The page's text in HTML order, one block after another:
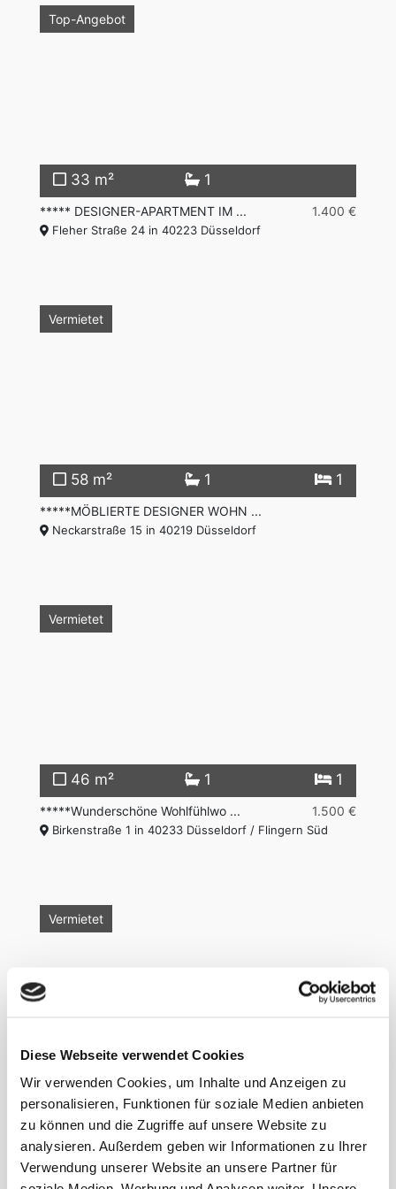
Diese Webseite verwendet Cookies
Wir verwenden Cookies, um Inhalte und Anzeigen zu
personalisieren, Funktionen für soziale Medien anbieten
zu können und die Zugriffe auf unsere Website zu
analysieren. Außerdem geben wir Informationen zu Ihrer
Verwendung unserer Website an unsere Partner für
Top-Angebot
33 m² 1
***** DESIGNER-APARTMENT IM ... 1.400 €
Fleher Straße 24 in 40223 Düsseldorf
Vermietet
58 m² 1 1
*****MÖBLIERTE DESIGNER WOHN ...
Neckarstraße 15 in 40219 Düsseldorf
Vermietet
46 m² 1 1
*****Wunderschöne Wohlfühlwo ... 1.500 €
Birkenstraße 1 in 40233 Düsseldorf / Flingern Süd
Vermietet
60 m² 1 1
*** Designer-Apartment zum W ... 1.800 €
Birkenstraße 1 in 40233 Düsseldorf